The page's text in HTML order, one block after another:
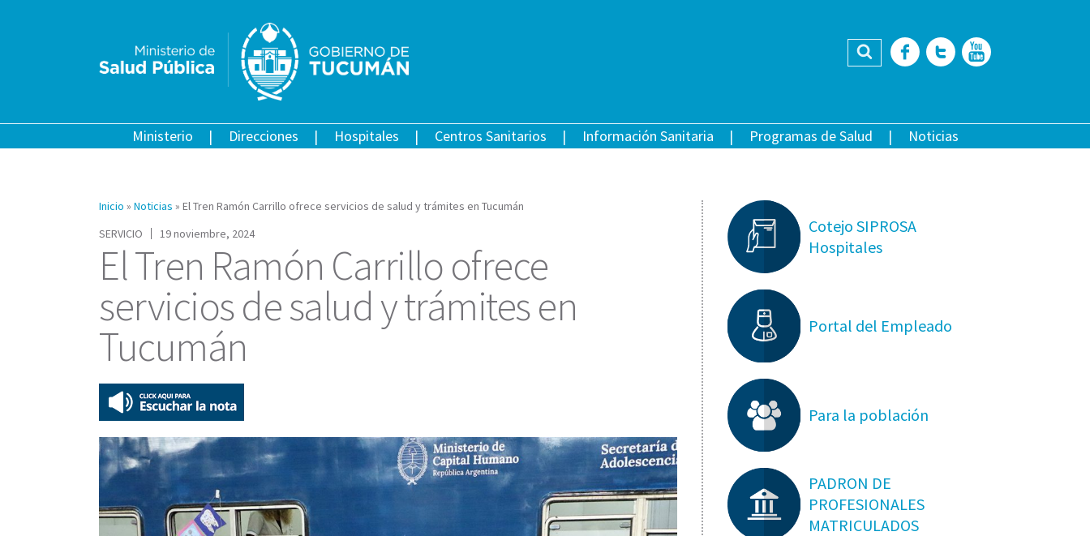
Buscar Facebook
Twitter
Ministerio Direcciones Hospitales Centros Sanitarios Información Sanitaria Programas de Salud Noticias
Inicio » Noticias » El Tren Ramón Carrillo ofrece servicios de salud y trámites en Tucumán
SERVICIO
19 noviembre, 2024
El Tren Ramón Carrillo ofrece
servicios de salud y trámites en
Tucumán
Cotejo SIPROSA
Hospitales
Portal del Empleado
Para la población
PADRON DE
PROFESIONALES
MATRICULADOS